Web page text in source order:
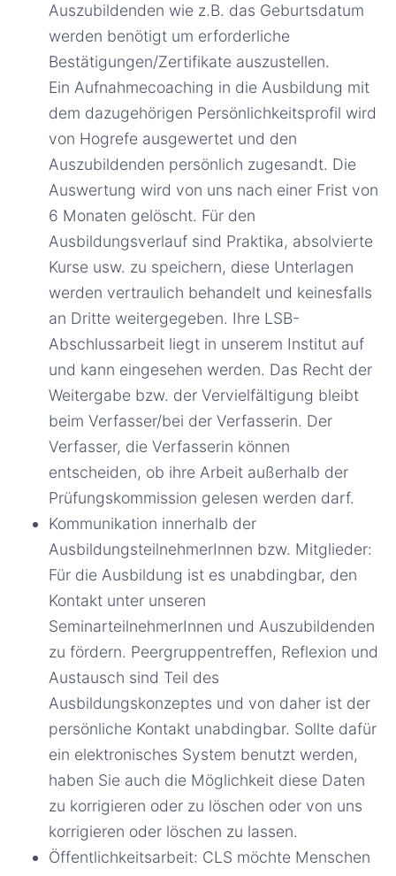
Auszubildenden wie z.B. das Geburtsdatum
werden benötigt um erforderliche
Bestätigungen/Zertifikate auszustellen.
Ein Aufnahmecoaching in die Ausbildung mit
dem dazugehörigen Persönlichkeitsprofil wird
von Hogrefe ausgewertet und den
Auszubildenden persönlich zugesandt. Die
Auswertung wird von uns nach einer Frist von
6 Monaten gelöscht. Für den
Ausbildungsverlauf sind Praktika, absolvierte
Kurse usw. zu speichern, diese Unterlagen
werden vertraulich behandelt und keinesfalls
an Dritte weitergegeben. Ihre LSB-
Abschlussarbeit liegt in unserem Institut auf
und kann eingesehen werden. Das Recht der
Weitergabe bzw. der Vervielfältigung bleibt
beim Verfasser/bei der Verfasserin. Der
Verfasser, die Verfasserin können
entscheiden, ob ihre Arbeit außerhalb der
Prüfungskommission gelesen werden darf.
Kommunikation innerhalb der
AusbildungsteilnehmerInnen bzw. Mitglieder:
Für die Ausbildung ist es unabdingbar, den
Kontakt unter unseren
SeminarteilnehmerInnen und Auszubildenden
zu fördern. Peergruppentreffen, Reflexion und
Austausch sind Teil des
Ausbildungskonzeptes und von daher ist der
persönliche Kontakt unabdingbar. Sollte dafür
ein elektronisches System benutzt werden,
haben Sie auch die Möglichkeit diese Daten
zu korrigieren oder zu löschen oder von uns
korrigieren oder löschen zu lassen.
Öffentlichkeitsarbeit: CLS möchte Menschen